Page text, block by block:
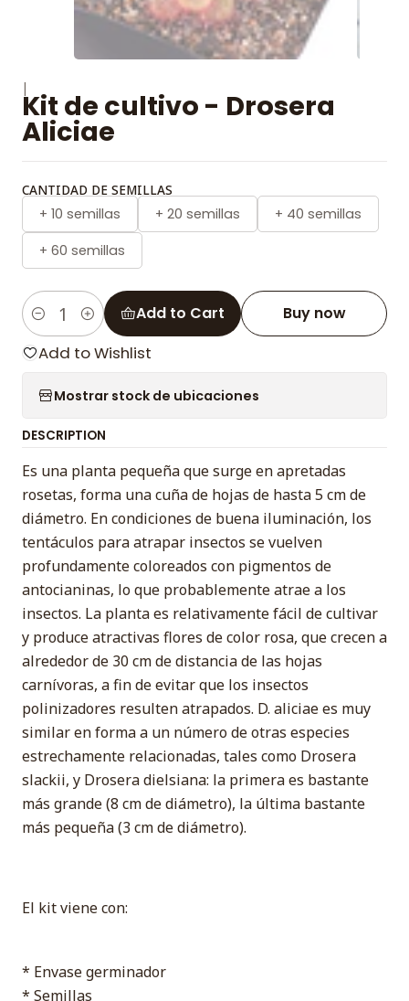
|
Kit de cultivo - Drosera
Aliciae
CANTIDAD DE SEMILLAS
+ 10 semillas + 20 semillas
+ 40 semillas
+ 60 semillas
Quantity Add to Cart Buy now
Add to Wishlist
Mostrar stock de ubicaciones
DESCRIPTION
Es una planta pequeña que surge en apretadas
rosetas, forma una cuña de hojas de hasta 5 cm de
diámetro. En condiciones de buena iluminación, los
tentáculos para atrapar insectos se vuelven
profundamente coloreados con pigmentos de
antocianinas, lo que probablemente atrae a los
insectos. La planta es relativamente fácil de cultivar
y produce atractivas flores de color rosa, que crecen a
alrededor de 30 cm de distancia de las hojas
carnívoras, a fin de evitar que los insectos
polinizadores resulten atrapados. D. aliciae es muy
similar en forma a un número de otras especies
estrechamente relacionadas, tales como Drosera
slackii, y Drosera dielsiana: la primera es bastante
más grande (8 cm de diámetro), la última bastante
más pequeña (3 cm de diámetro).
El kit viene con:
* Envase germinador
* Semillas